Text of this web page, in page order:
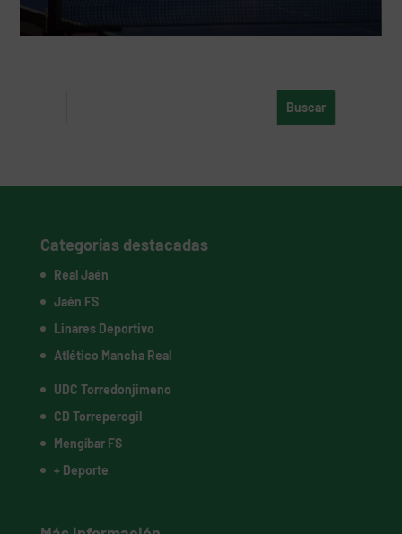
Categorías destacadas
Real Jaén
Jaén FS
Linares Deportivo
Atlético Mancha Real
UDC Torredonjimeno
CD Torreperogil
Mengíbar FS
+ Deporte